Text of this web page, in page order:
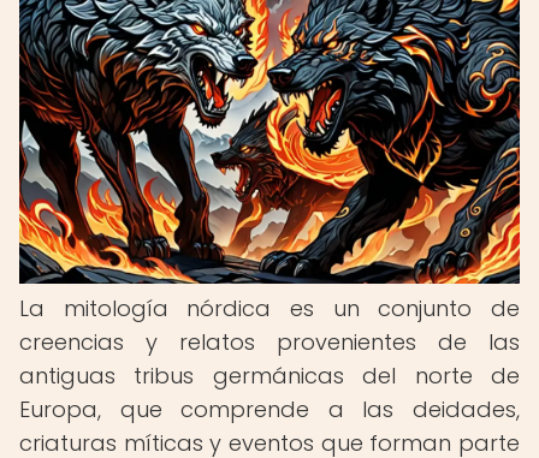
La mitología nórdica es un conjunto de
creencias y relatos provenientes de las
antiguas tribus germánicas del norte de
Europa, que comprende a las deidades,
criaturas míticas y eventos que forman parte